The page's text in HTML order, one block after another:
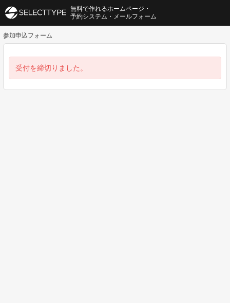
参加申込フォーム
受付を締切りました。
無料で作れるホームページ・
予約システム・メールフォーム